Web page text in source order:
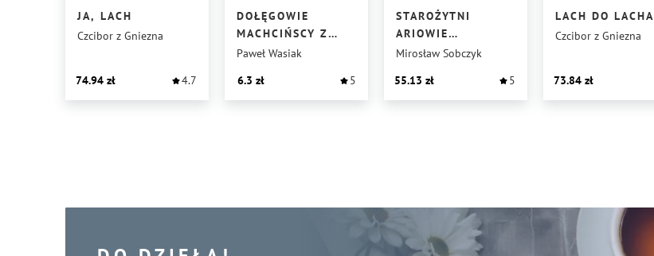
JA, LACH
Czcibor z Gniezna
74.94 4.7
DOŁĘGOWIE
MACHCIŃSCY Z
BIAŁOGARDU I
Paweł Wasiak
6.3
5
STAROŻYTNI
ARIOWIE
I SŁAWIANIE
Mirosław Sobczyk
55.13
5
LACH DO LACHA
Czcibor z Gniezna
73.84